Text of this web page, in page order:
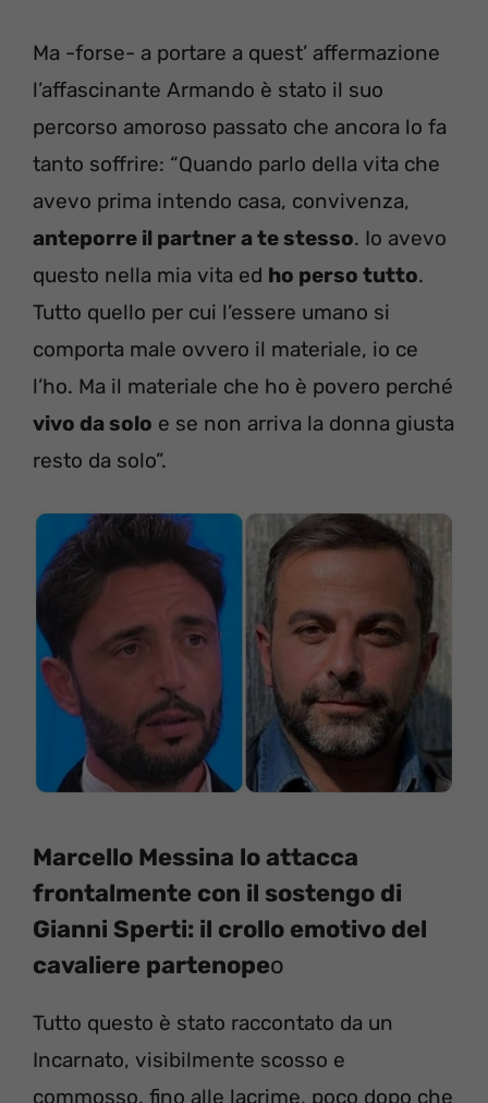
Ma -forse- a portare a quest’ affermazione
l’affascinante Armando è stato il suo
percorso amoroso passato che ancora lo fa
tanto soffrire: “Quando parlo della vita che
avevo prima intendo casa, convivenza,
anteporre il partner a te stesso. Io avevo
questo nella mia vita ed ho perso tutto.
Tutto quello per cui l’essere umano si
comporta male ovvero il materiale, io ce
l’ho. Ma il materiale che ho è povero perché
vivo da solo e se non arriva la donna giusta
resto da solo”.
Marcello Messina lo attacca
frontalmente con il sostengo di
Gianni Sperti: il crollo emotivo del
cavaliere partenopeo
Tutto questo è stato raccontato da un
Incarnato, visibilmente scosso e
commosso, fino alle lacrime, poco dopo che